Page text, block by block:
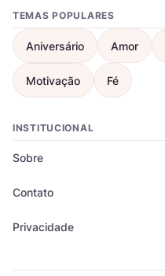
TEMAS POPULARES
Aniversário Amor
Motivação Fé
INSTITUCIONAL
Sobre
Contato
Privacidade